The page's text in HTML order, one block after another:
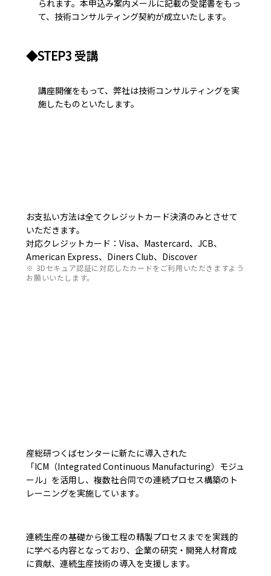
られます。本申込み案内メールに記載の受諾書をもっ
て、技術コンサルティング契約が成立いたします。
◆STEP3 受講
講座開催をもって、弊社は技術コンサルティングを実
施したものといたします。
お支払い方法は全てクレジットカード決済のみとさせて
いただきます。
対応クレジットカード：Visa、Mastercard、JCB、
American Express、Diners Club、Discover
※ 3Dセキュア認証に対応したカードをご利用いただきますよう
お願いいたします。
産総研つくばセンターに新たに導入された
「ICM（Integrated Continuous Manufacturing）モジュ
ール」を活用し、複数社合同での連続プロセス構築のト
レーニングを実施しています。
連続生産の基礎から後工程の精製プロセスまでを実践的
に学べる内容となっており、企業の研究・開発人材育成
に貢献、連続生産技術の導入を支援します。